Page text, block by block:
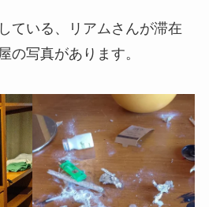
ている、リアムさんが滞在
の写真があります。